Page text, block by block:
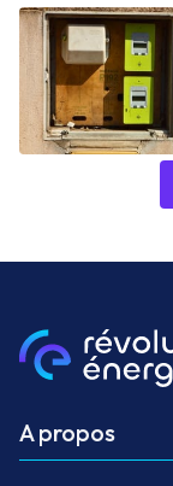
A propos